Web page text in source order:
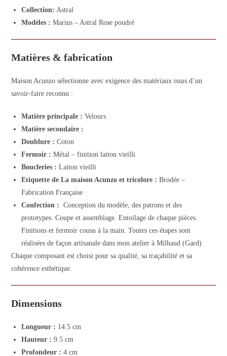
Collection: Astral
Modèles : Marius – Astral Rose poudré
Matières & fabrication
Maison Acunzo sélectionne avec exigence des matériaux issus d’un
savoir-faire reconnu :
Matière principale :Velours
Matière secondaire :
Doublure : Coton
Fermoir : Métal – finition laiton vieilli
Boucleries : Laiton vieilli
Etiquette de La maison Acunzo et tricolore : Brodée –
Fabrication Française
Confection : Conception du modèle, des patrons et des
prototypes. Coupe et assemblage. Entoilage de chaque pièces.
Finitions et fermoir cousu à la main. Toutes ces étapes sont
réalisées de façon artisanale dans mon atelier à Milhaud (Gard)
Chaque composant est choisi pour sa qualité, sa traçabilité et sa
cohérence esthétique.
Dimensions
Longueur : 14.5 cm
Hauteur : 9.5 cm
Profondeur : 4 cm